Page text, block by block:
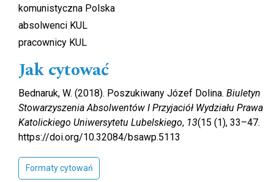
komunistyczna Polska
absolwenci KUL
pracownicy KUL
Jak cytować
Bednaruk, W. (2018). Poszukiwany Józef Dolina. Biuletyn
Stowarzyszenia Absolwentów I Przyjaciół Wydziału Prawa
Katolickiego Uniwersytetu Lubelskiego, 13(15 (1), 33–47.
https://doi.org/10.32084/bsawp.5113
Formaty cytowań